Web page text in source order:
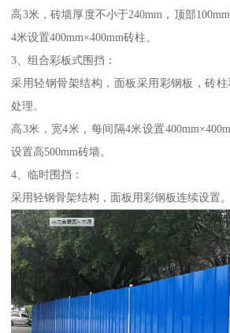
高3米，砖墙厚度不小于240mm，顶部
4米设置400mm×400mm砖柱。
3、组合彩板式围挡：
采用轻钢骨架结构，面板采用彩钢板，砖
处理。
高3米，宽4米，每间隔4米设置
设置高500mm砖墙。
4、临时围挡：
采用轻钢骨架结构，面板用彩钢板连续设置。